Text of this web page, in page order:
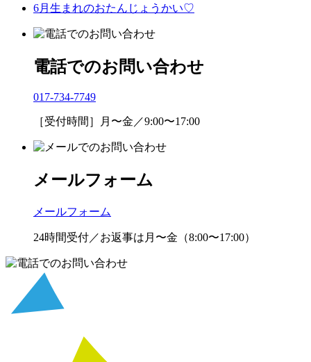
6月生まれのおたんじょうかい♡
電話でのお問い合わせ
017-734-7749
［受付時間］月〜金／9:00〜17:00
メールフォーム
メールフォーム
24時間受付／お返事は月〜金（8:00〜17:00）